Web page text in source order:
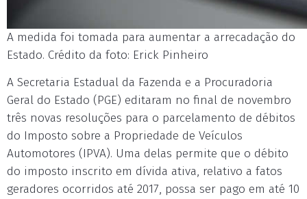
A medida foi tomada para aumentar a arrecadação do
Estado. Crédito da foto: Erick Pinheiro
A Secretaria Estadual da Fazenda e a Procuradoria
Geral do Estado (PGE) editaram no final de novembro
três novas resoluções para o parcelamento de débitos
do Imposto sobre a Propriedade de Veículos
Automotores (IPVA). Uma delas permite que o débito
do imposto inscrito em dívida ativa, relativo a fatos
geradores ocorridos até 2017, possa ser pago em até 10